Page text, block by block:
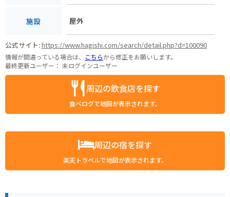
施設 屋外
公式サイト:https://www.hagishi.com/search/detail.php?d=100090
情報が間違っている場合は、 こちらから修正をお願いします。
最終更新ユーザー： 未ログインユーザー
周辺の飲食店を探す
食べログで地図が表示されます。
周辺の宿を探す
楽天トラベルで地図が表示されます。